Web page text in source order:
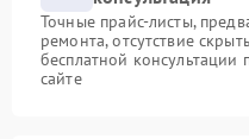
Точные прайс-листы,
ремонта, отсутствие
бесплатной
сайте